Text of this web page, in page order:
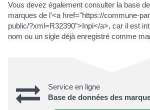
Vous devez également consulter la base
marques de l'<a href="https://commune-
public/?xml=R32390">Inpi</a>, car il est
nom ou un sigle déjà enregistré comme
Service en ligne
Base de données des